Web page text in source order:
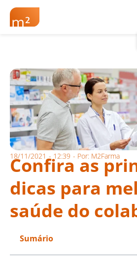
18/11/2021 - 12:39 - Por: M2Farma
Confira as
dicas para
saúde do
Sumário